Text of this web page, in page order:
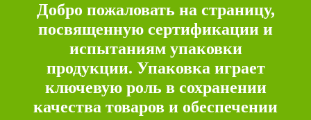
Добро пожаловать на страницу,
посвященную сертификации и
испытаниям упаковки
продукции. Упаковка играет
ключевую роль в сохранении
качества товаров и обеспечении